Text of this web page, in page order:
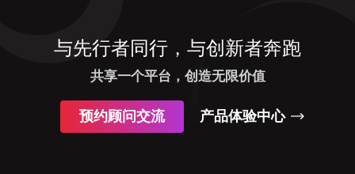
与先行者同行，与创新者奔跑
共享一个平台，创造无限价值
预约顾问交流 产品体验中心